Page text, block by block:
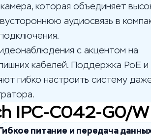
которая объединяет
аудиосвязь в
с акцентом на
кабелей. Поддержка PoE и
гибко настроить систему
IPC-C042-G0/
питание и передача